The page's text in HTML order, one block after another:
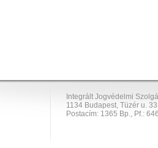
Integrált Jogvédelmi
1134 Budapest, Tüzér u.
Postacím: 1365 Bp., Pf.: